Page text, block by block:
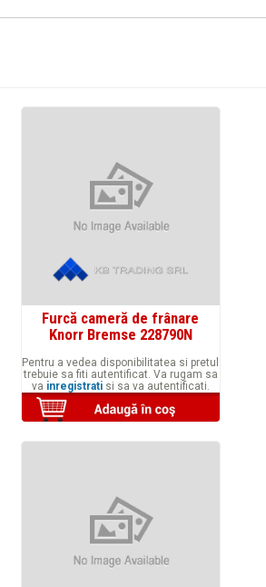
Furcă cameră de frânare
Knorr Bremse 228790N
Pentru a vedea disponibilitatea si pretul
trebuie sa fiti autentificat. Va rugam sa
va inregistratisi sa va autentificati.